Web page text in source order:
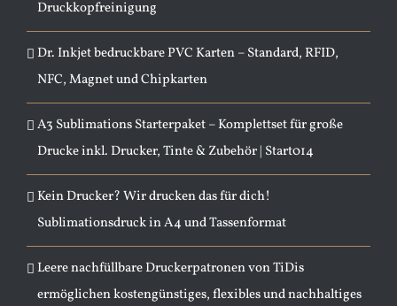
Druckkopfreinigung
Dr. Inkjet bedruckbare PVC Karten – Standard, RFID,
NFC, Magnet und Chipkarten
A3 Sublimations Starterpaket – Komplettset für große
Drucke inkl. Drucker, Tinte & Zubehör | Start014
Kein Drucker? Wir drucken das für dich!
Sublimationsdruck in A4 und Tassenformat
Leere nachfüllbare Druckerpatronen von TiDis
ermöglichen kostengünstiges, flexibles und nachhaltiges